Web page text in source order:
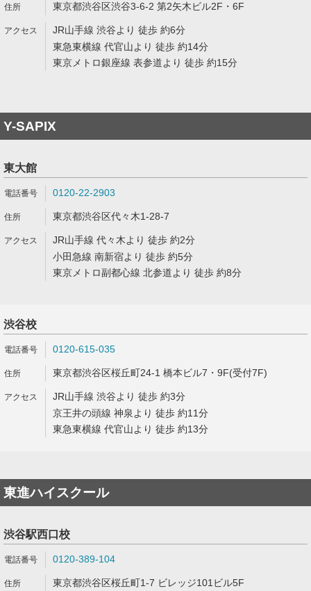
東京都渋谷区渋谷3-6-2 第2矢木ビル2F・6F
JR山手線 渋谷より 徒歩 約6分
東急東横線 代官山より 徒歩 約14分
東京メトロ銀座線 表参道より 徒歩 約15分
Y-SAPIX
東大館
0120-22-2903
東京都渋谷区代々木1-28-7
JR山手線 代々木より 徒歩 約2分
小田急線 南新宿より 徒歩 約5分
東京メトロ副都心線 北参道より 徒歩 約8分
渋谷校
0120-615-035
東京都渋谷区桜丘町24-1 橋本ビル7・9F(受付7F)
JR山手線 渋谷より 徒歩 約3分
京王井の頭線 神泉より 徒歩 約11分
東急東横線 代官山より 徒歩 約13分
東進ハイスクール
渋谷駅西口校
0120-389-104
東京都渋谷区桜丘町1-7 ビレッジ101ビル5F